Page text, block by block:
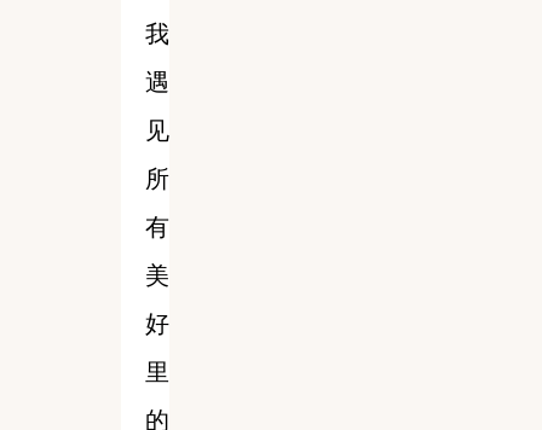
我
遇
见
所
有
美
好
里
的